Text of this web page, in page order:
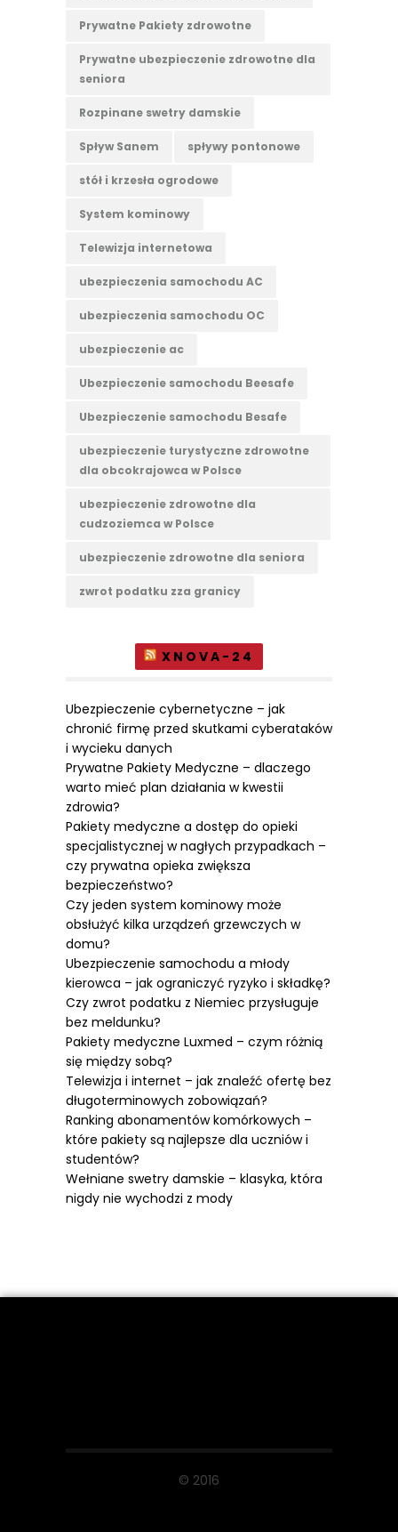
Prywatne Pakiety zdrowotne
Prywatne ubezpieczenie zdrowotne dla
seniora
Rozpinane swetry damskie
Spływ Sanem spływy pontonowe
stół i krzesła ogrodowe
System kominowy
Telewizja internetowa
ubezpieczenia samochodu AC
ubezpieczenia samochodu OC
ubezpieczenie ac
Ubezpieczenie samochodu Beesafe
Ubezpieczenie samochodu Besafe
ubezpieczenie turystyczne zdrowotne
dla obcokrajowca w Polsce
ubezpieczenie zdrowotne dla
cudzoziemca w Polsce
ubezpieczenie zdrowotne dla seniora
zwrot podatku zza granicy
XNOVA-24
Ubezpieczenie cybernetyczne – jak
chronić firmę przed skutkami cyberataków
i wycieku danych
Prywatne Pakiety Medyczne – dlaczego
warto mieć plan działania w kwestii
zdrowia?
Pakiety medyczne a dostęp do opieki
specjalistycznej w nagłych przypadkach –
czy prywatna opieka zwiększa
bezpieczeństwo?
Czy jeden system kominowy może
obsłużyć kilka urządzeń grzewczych w
domu?
Ubezpieczenie samochodu a młody
kierowca – jak ograniczyć ryzyko i składkę?
Czy zwrot podatku z Niemiec przysługuje
bez meldunku?
Pakiety medyczne Luxmed – czym różnią
się między sobą?
Telewizja i internet – jak znaleźć ofertę bez
długoterminowych zobowiązań?
Ranking abonamentów komórkowych –
które pakiety są najlepsze dla uczniów i
studentów?
Wełniane swetry damskie – klasyka, która
nigdy nie wychodzi z mody
© 2016